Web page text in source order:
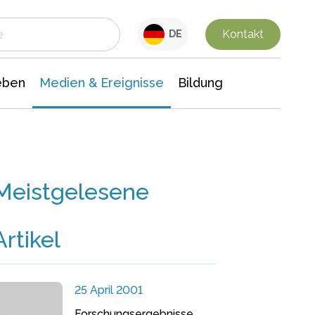
DE Kontakt
Medien & Ereignisse Bildung
25 April 2001